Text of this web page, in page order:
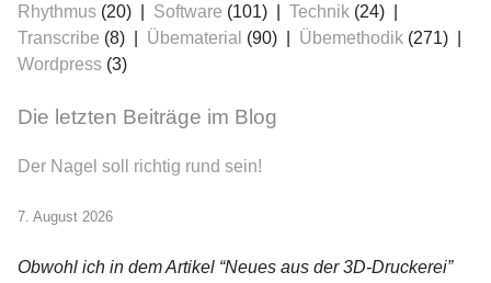
Rhythmus (20) Software (101) Technik (24)
Transcribe (8) Übematerial (90) Übemethodik (271)
Wordpress (3)
Die letzten Beiträge im Blog
Der Nagel soll richtig rund sein!
7. August 2026
Obwohl ich in dem Artikel “Neues aus der 3D-Druckerei”